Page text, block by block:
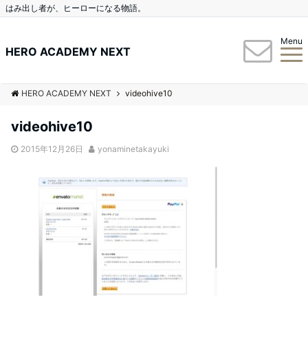
はみ出し者が、ヒーローになる物語。
HERO ACADEMY NEXT
Menu
HERO ACADEMY NEXT videohive10
videohive10
2015年12月26日 yonaminetakayuki